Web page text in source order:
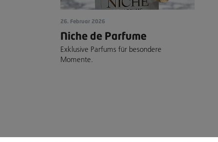
26. Februar 2026
Niche de Parfume
Exklusive Parfums für besondere
Momente.